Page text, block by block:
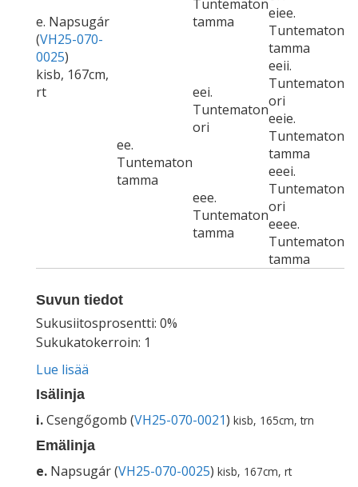
e. Napsugár
(VH25-070-
0025)
kisb, 167cm,
rt
Tuntematon
tamma
eiee.
Tuntematon
tamma
ee.
Tuntematon
tamma
eei.
Tuntematon
ori
eeii.
Tuntematon
ori
eeie.
Tuntematon
tamma
eee.
Tuntematon
tamma
eeei.
Tuntematon
ori
eeee.
Tuntematon
tamma
Suvun tiedot
Sukusiitosprosentti: 0%
Sukukatokerroin: 1
Lue lisää
Isälinja
i.Csengőgomb (VH25-070-0021) kisb, 165cm, trn
Emälinja
e. Napsugár (VH25-070-0025) kisb, 167cm, rt